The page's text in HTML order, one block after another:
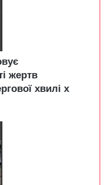
жертв
хвилі х